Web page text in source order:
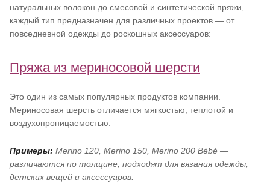
натуральных волокон до смесовой и синтетической пряжи,
каждый тип предназначен для различных проектов — от
повседневной одежды до роскошных аксессуаров:
Пряжа из мериносовой шерсти
Это один из самых популярных продуктов компании.
Мериносовая шерсть отличается мягкостью, теплотой и
воздухопроницаемостью.
Примеры: Merino 120, Merino 150, Merino 200 Bébé —
различаются по толщине, подходят для вязания одежды,
детских вещей и аксессуаров.